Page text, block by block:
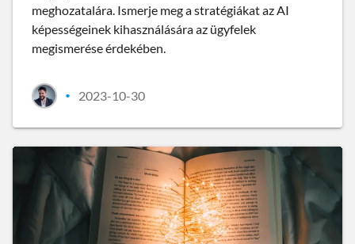
meghozatalára. Ismerje meg a stratégiákat az AI
képességeinek kihasználására az ügyfelek
megismerése érdekében.
• 2023-10-30